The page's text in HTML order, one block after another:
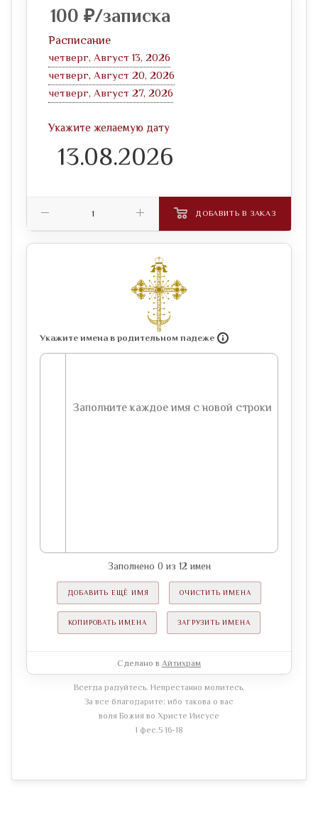
Укажите имена в родительном падеже
Заполнено 0 из 12 имен
ДОБАВИТЬ ЕЩЁ ИМЯ ОЧИСТИТЬ ИМЕНА
КОПИРОВАТЬ ИМЕНА ЗАГРУЗИТЬ ИМЕНА
Сделано в Айтихрам
Всегда радуйтесь. Непрестанно молитесь.
За все благодарите: ибо такова о вас
воля Божия во Христе Иисусе
1 фес.5 16-18
100 ₽/записка
Расписание
четверг, Август 13, 2026
четверг, Август 20, 2026
четверг, Август 27, 2026
Укажите желаемую дату
ДОБАВИТЬ В ЗАКАЗ